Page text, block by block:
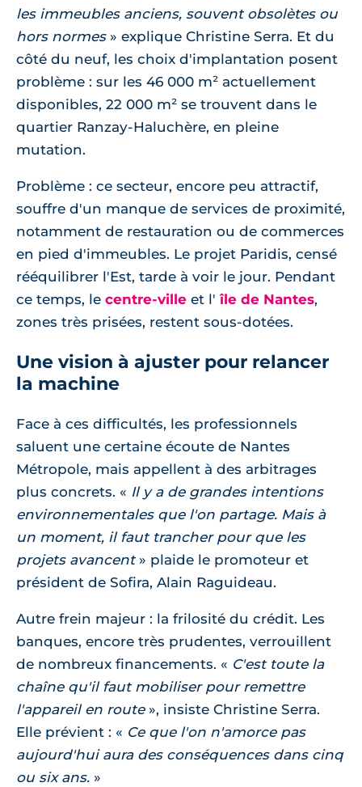
les immeubles anciens, souvent obsolètes ou
hors normes
explique Christine Serra. Et du
côté du neuf, les choix d'implantation posent
problème : sur les 46 000 m² actuellement
disponibles, 22 000 m² se trouvent dans le
quartier Ranzay-Haluchère, en pleine
mutation.
Problème : ce secteur, encore peu attractif,
souffre d'un manque de services de proximité,
notamment de restauration ou de commerces
en pied d'immeubles. Le projet Paridis, censé
rééquilibrer l'Est, tarde à voir le jour. Pendant
ce temps, le centre-ville et l'île de Nantes,
zones très prisées, restent sous-dotées.
Une vision à ajuster pour relancer
la machine
Face à ces difficultés, les professionnels
saluent une certaine écoute de Nantes
Métropole, mais appellent à des arbitrages
plus concrets.
Il y a de grandes intentions
environnementales que l'on partage. Mais à
un moment, il faut trancher pour que les
projets avancent
plaide le promoteur et
président de Sofira, Alain Raguideau.
Autre frein majeur : la frilosité du crédit. Les
banques, encore très prudentes, verrouillent
de nombreux financements.
C'est toute la
chaîne qu'il faut mobiliser pour remettre
l'appareil en route
, insiste Christine Serra.
Elle prévient :
Ce que l'on n'amorce pas
aujourd'hui aura des conséquences dans cinq
ou six ans.